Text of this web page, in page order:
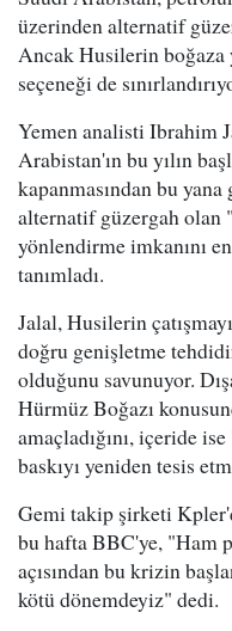
üzerinden alternatif
Ancak Husilerin boğaza
seçeneği de
Yemen analisti Ibrahim
Arabistan'ın bu yılın
kapanmasından bu
alternatif güzergah olan
yönlendirme imkanını
tanımladı.
Jalal, Husilerin
doğru genişletme
olduğunu savunuyor.
Hürmüz Boğazı
amaçladığını, içeride
baskıyı yeniden tesis
Gemi takip şirketi
bu hafta BBC'ye, "Ham
açısından bu krizin
kötü dönemdeyiz" dedi.